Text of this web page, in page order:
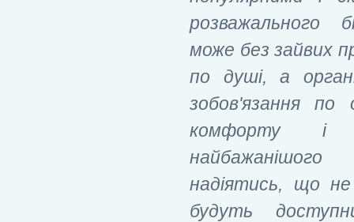
розважального
може без зайвих
по душі, а
зобов'язання по
комфорту і
надіятись, що не
будуть